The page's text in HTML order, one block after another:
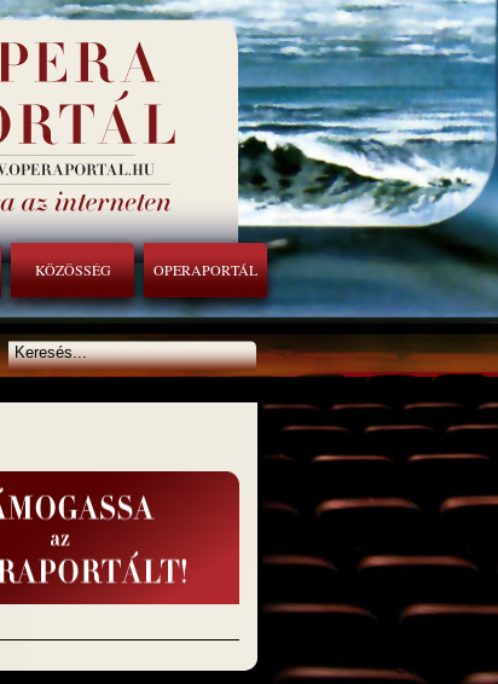
KÖZÖSSÉG OPERAPORTÁL